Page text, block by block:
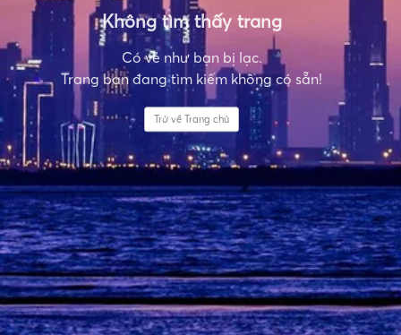
Không tìm thấy trang
Có vẻ như bạn bị lạc.
Trang bạn đang tìm kiếm không có sẵn!
Trở về Trang chủ